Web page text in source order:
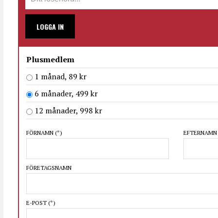
LOGGA IN
Plusmedlem
1 månad, 89 kr
6 månader, 499 kr
12 månader, 998 kr
FÖRNAMN (*) EFTERNAMN
FÖRETAGSNAMN
E-POST (*)